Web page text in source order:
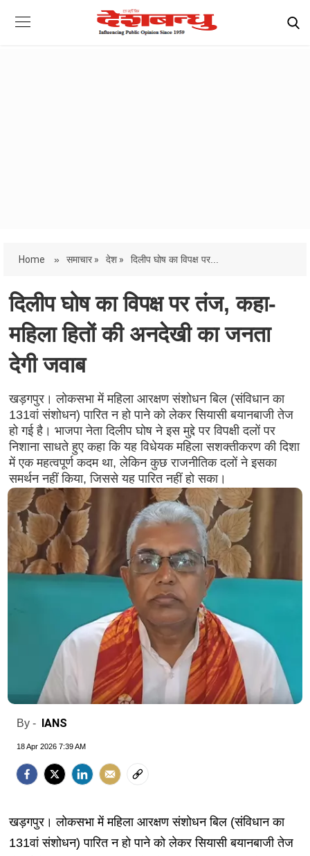
Home » समाचार » देश » दिलीप घोष का विपक्ष पर...
दिलीप घोष का विपक्ष पर तंज, कहा-
महिला हितों की अनदेखी का जनता
देगी जवाब
खड़गपुर। लोकसभा में महिला आरक्षण संशोधन बिल (संविधान का
131वां संशोधन) पारित न हो पाने को लेकर सियासी बयानबाजी तेज
हो गई है। भाजपा नेता दिलीप घोष ने इस मुद्दे पर विपक्षी दलों पर
निशाना साधते हुए कहा कि यह विधेयक महिला सशक्तीकरण की दिशा
में एक महत्वपूर्ण कदम था, लेकिन कुछ राजनीतिक दलों ने इसका
समर्थन नहीं किया, जिससे यह पारित नहीं हो सका।
By - IANS
18 Apr 2026 7:39 AM
खड़गपुर। लोकसभा में महिला आरक्षण संशोधन बिल (संविधान का
131वां संशोधन) पारित न हो पाने को लेकर सियासी बयानबाजी तेज